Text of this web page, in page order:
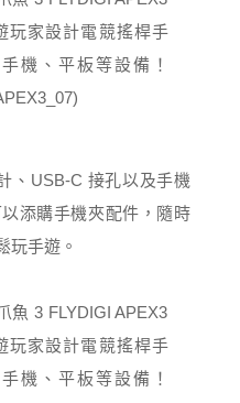
、USB-C 接孔以及手機
添購手機夾配件，隨時
玩手遊。